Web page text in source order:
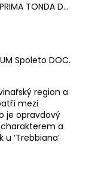
Trebbiano Spoletino ANTEPRIMA TONDA DOC.
hvězdiček.
Spoleto DOC.
hvězdiček.
region a
mezi
je opravdový
a
‘Trebbiana’